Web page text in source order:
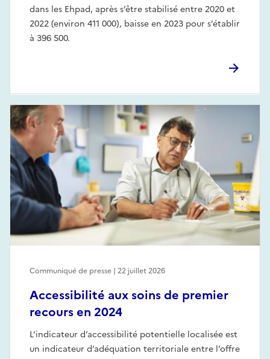
dans les Ehpad, après s’être stabilisé entre 2020 et
2022 (environ 411 000), baisse en 2023 pour s’établir
à 396 500.
Accessibilité aux soins de premier
recours en 2024
L’indicateur d’accessibilité potentielle localisée est
un indicateur d’adéquation territoriale entre l’offre
Communiqué de presse | 22 juillet 2026